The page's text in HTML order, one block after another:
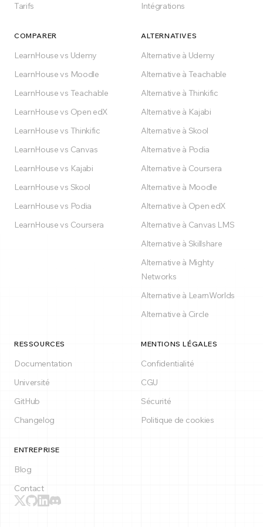
Tarifs
Intégrations
COMPARER
LearnHouse vs Udemy
LearnHouse vs Moodle
LearnHouse vs Teachable
LearnHouse vs Open edX
LearnHouse vs Thinkific
LearnHouse vs Canvas
LearnHouse vs Kajabi
LearnHouse vs Skool
LearnHouse vs Podia
LearnHouse vs Coursera
ALTERNATIVES
Alternative à Udemy
Alternative à Teachable
Alternative à Thinkific
Alternative à Kajabi
Alternative à Skool
Alternative à Podia
Alternative à Coursera
Alternative à Moodle
Alternative à Open edX
Alternative à Canvas LMS
Alternative à Skillshare
Alternative à Mighty
Networks
Alternative à LearnWorlds
Alternative à Circle
RESSOURCES
Documentation
Université
GitHub
Changelog
MENTIONS LÉGALES
Confidentialité
CGU
Sécurité
Politique de cookies
ENTREPRISE
Blog
Contact